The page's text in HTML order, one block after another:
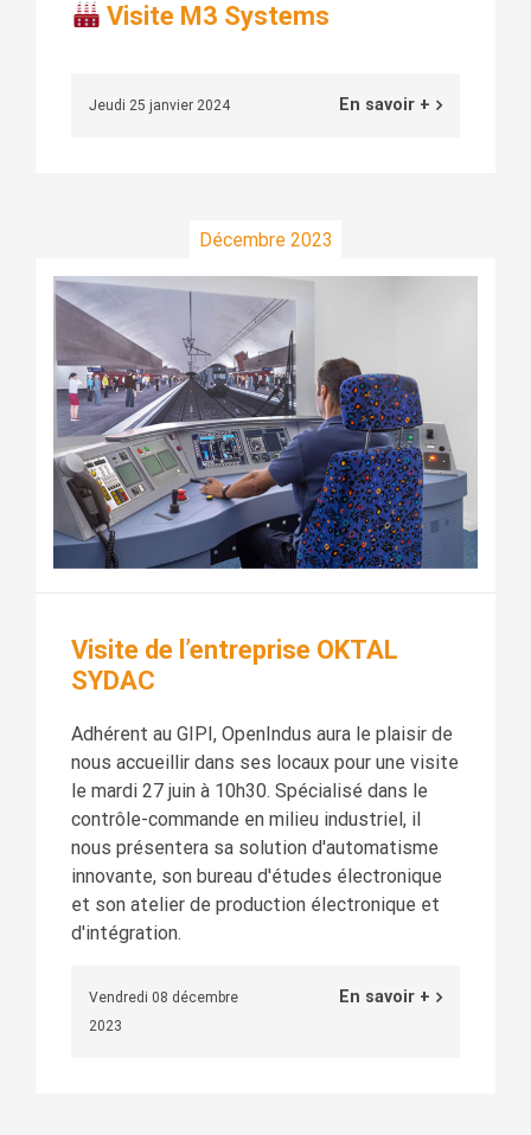
Visite M3 Systems
Jeudi 25 janvier 2024 En savoir +
Décembre 2023
Visite de l’entreprise OKTAL
SYDAC
Adhérent au GIPI, OpenIndus aura le plaisir de
nous accueillir dans ses locaux pour une visite
le mardi 27 juin à 10h30. Spécialisé dans le
contrôle-commande en milieu industriel, il
nous présentera sa solution d'automatisme
innovante, son bureau d'études électronique
et son atelier de production électronique et
d'intégration.
Vendredi 08 décembre
2023
En savoir +